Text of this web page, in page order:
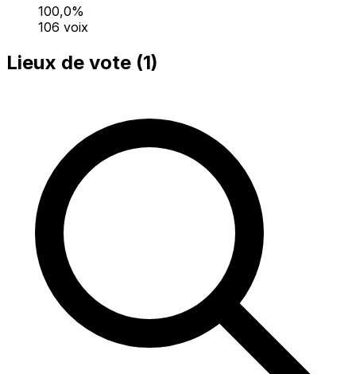
100,0%
106 voix
Lieux de vote (1)